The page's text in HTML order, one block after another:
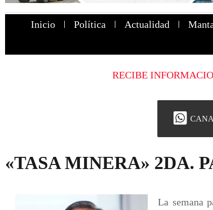
Inicio Política Actualidad
RECIBE
«TASA MINERA» 2DA.
La semana